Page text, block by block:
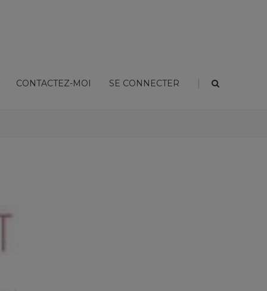
CONTACTEZ-MOI SE CONNECTER
des femmes qui ont renoncé aux hommes » de Karine Lambert